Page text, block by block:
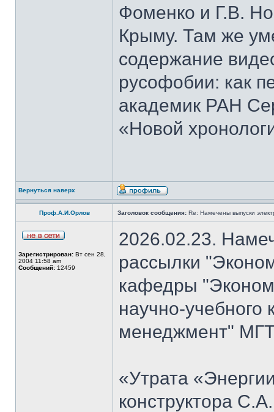
Фоменко и Г.В.
Крыму. Там же
содержание
русофобии: как
академик РАН
«Новой
Вернуться наверх
Проф.А.И.Орлов Заголовок сообщения: Re: Намечены выпуски
Зарегистрирован: Вт сен 28,
2004 11:58 am
Сообщений: 12459
2026.02.23.
рассылки
кафедры
научно-
менеджмент"
«Утрата
конструктора